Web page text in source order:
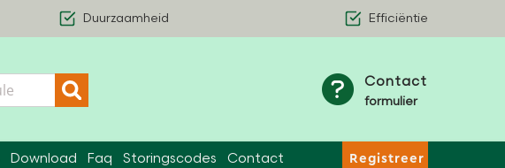
Duurzaamheid Efficiëntie
Contact
formulier
Download Faq Storingscodes Contact Registreer